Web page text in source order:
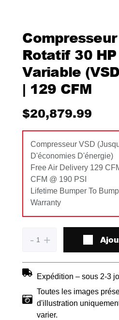
Rotatif 30
Variable
| 129 CFM
$20,879.99
Compresseur VSD
D'économies D'énergie)
Free Air Delivery 129
CFM @ 190 PSI
Lifetime Bumper To
Warranty
+
-
Expédition – sous 2-3
Toutes les images
d'illustration
varier.